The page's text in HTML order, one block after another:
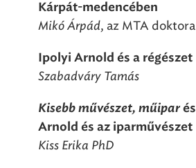
Kárpát-medencében
Mikó Árpád, az MTA doktora
Ipolyi Arnold és a régészet
Szabadváry Tamás
Kisebb művészet, műipar és
Arnold és az iparművészet
Kiss Erika PhD